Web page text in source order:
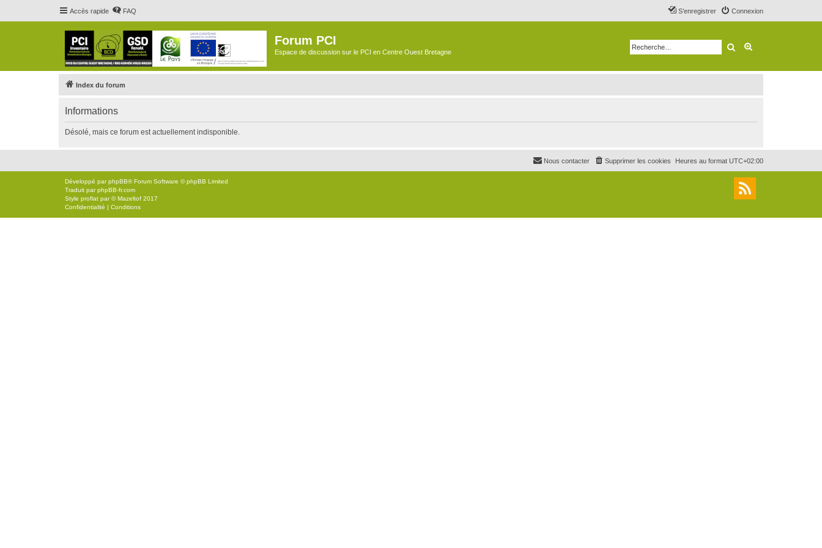
Accès rapide FAQ Connexion
S’enregistrer
Forum PCI
Espace de discussion sur le PCI en Centre Ouest Bretagne Rechercher
Index du forum
Informations
Désolé, mais ce forum est actuellement indisponible.
Heures au format UTC+02:00
Supprimer les cookies
Nous contacter
Développé parphpBB® Forum Software © phpBB Limited
Traduit parphpBB-fr.com
Style proflat par ©Mazeltof 2017
Confidentialité | Conditions